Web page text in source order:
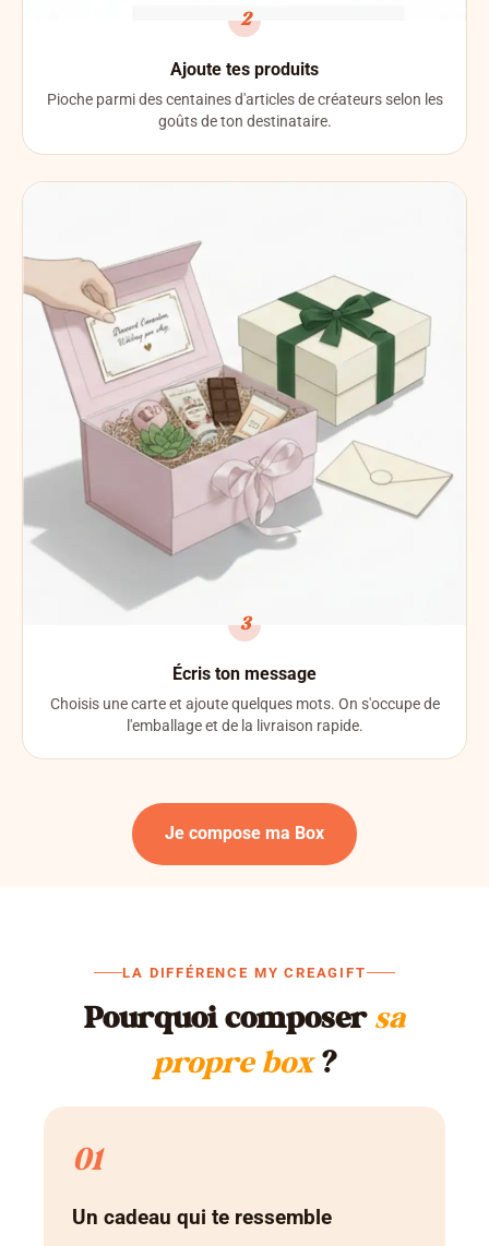
2
Ajoute tes produits
Pioche parmi des centaines d'articles de créateurs selon les
goûts de ton destinataire.
3
Écris ton message
Choisis une carte et ajoute quelques mots. On s'occupe de
l'emballage et de la livraison rapide.
Je compose ma Box
LA DIFFÉRENCE MY CREAGIFT
Pourquoi composer sa
propre box?
01
Un cadeau qui te ressemble